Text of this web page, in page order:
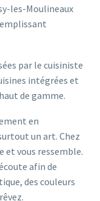
les-Moulineaux
par le cuisiniste
intégrées et
de gamme.
en
un art. Chez
et vous ressemble.
afin de
des couleurs